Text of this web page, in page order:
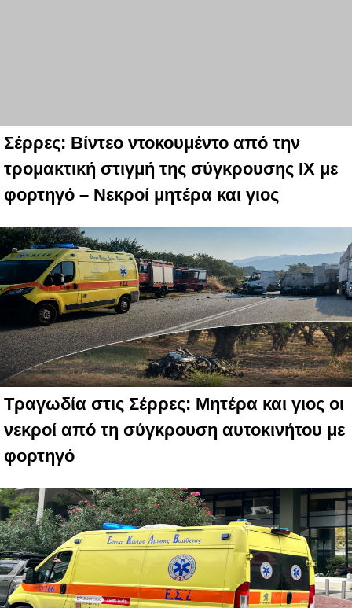
Σέρρες: Βίντεο ντοκουμέντο από την
τρομακτική στιγμή της σύγκρουσης ΙΧ με
φορτηγό – Νεκροί μητέρα και γιος
Τραγωδία στις Σέρρες: Μητέρα και γιος οι
νεκροί από τη σύγκρουση αυτοκινήτου με
φορτηγό